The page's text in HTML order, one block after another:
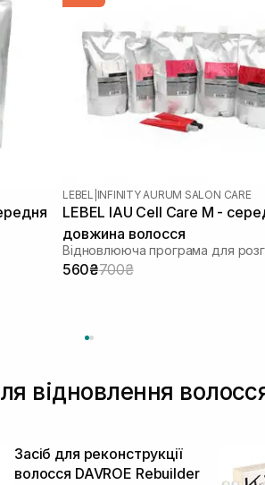
LEBEL INFINITY AURUM SALON CARE
LEBEL IAU Cell Care М -
довжина волосся
560₴700₴
відновлення
Засіб для реконструкції
волосся DAVROE Rebuilder